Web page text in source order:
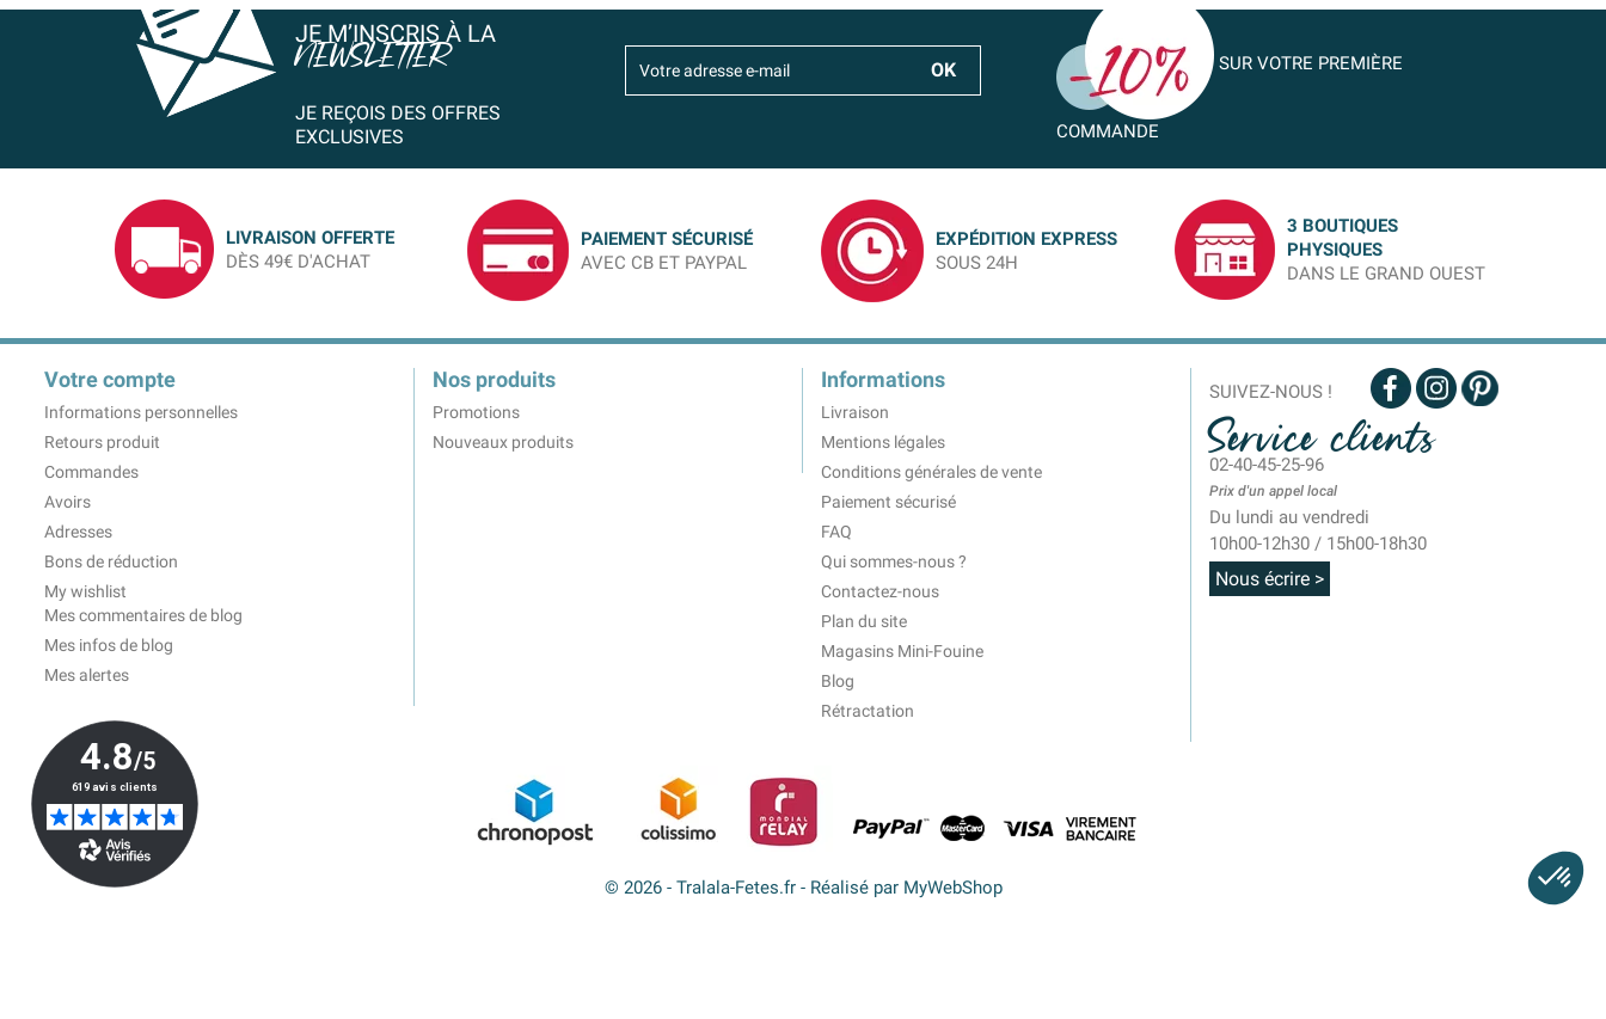
JE M’INSCRIS À LA
NEWSLETTER
JE REÇOIS DES OFFRES
EXCLUSIVES
SUR VOTRE PREMIÈRE
COMMANDE
LIVRAISON OFFERTE
DÈS 49€ D'ACHAT
PAIEMENT SÉCURISÉ
AVEC CB ET PAYPAL
EXPÉDITION EXPRESS
SOUS 24H
3 BOUTIQUES
PHYSIQUES
DANS LE GRAND OUEST
Votre compte
Informations personnelles
Retours produit
Commandes
Avoirs
Adresses
Bons de réduction
My wishlist
Mes commentaires de blog
Mes infos de blog
Mes alertes
Nos produits
Promotions
Nouveaux produits
Informations
Livraison
Mentions légales
Conditions générales de vente
Paiement sécurisé
FAQ
Qui sommes-nous ?
Contactez-nous
Plan du site
Magasins Mini-Fouine
Blog
Rétractation
SUIVEZ-NOUS !
Service clients
02-40-45-25-96
Prix d'un appel local
Du lundi au vendredi
10h00-12h30 / 15h00-18h30
Nous écrire >
© 2026 - Tralala-Fetes.fr - Réalisé par MyWebShop